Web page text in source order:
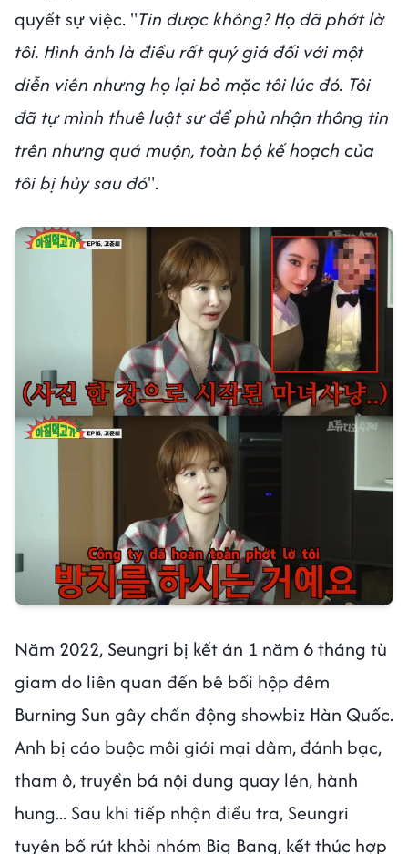
quyết sự việc. "Tin được không? Họ đã phớt lờ
tôi. Hình ảnh là điều rất quý giá đối với một
diễn viên nhưng họ lại bỏ mặc tôi lúc đó. Tôi
đã tự mình thuê luật sư để phủ nhận thông tin
trên nhưng quá muộn, toàn bộ kế hoạch của
tôi bị hủy sau đó".
Năm 2022, Seungri bị kết án 1 năm 6 tháng tù
giam do liên quan đến bê bối hộp đêm
Burning Sun gây chấn động showbiz Hàn Quốc.
Anh bị cáo buộc môi giới mại dâm, đánh bạc,
tham ô, truyền bá nội dung quay lén, hành
hung... Sau khi tiếp nhận điều tra, Seungri
tuyên bố rút khỏi nhóm Big Bang, kết thúc hợp